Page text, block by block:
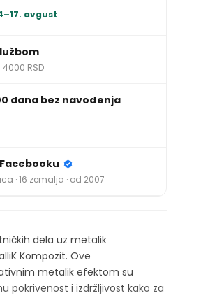
avgust
4000 RSD
dana bez navođenja
· 16 zemalja · od 2007
dela uz metalik
Kompozit. Ove
metalik efektom su
pokrivenost i izdržljivost kako za